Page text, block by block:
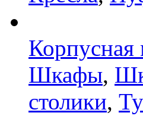
Корпусная
Шкафы,
столики,